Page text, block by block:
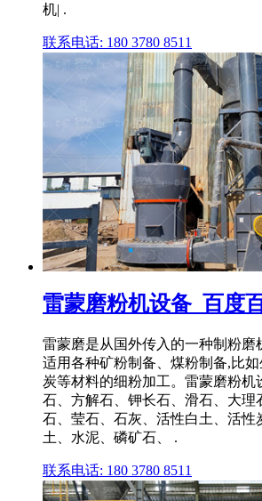
机| .
联系电话: 180 3780 8511
雷蒙磨粉机设备_百度
雷蒙磨是从国外传入的一种制粉磨
适用各种矿粉制备、煤粉制备,比
炭等材料的细粉加工。雷蒙磨粉机
石、方解石、钾长石、滑石、大理
石、莹石、石灰、活性白土、活性
土、水泥、磷矿石、 .
联系电话: 180 3780 8511